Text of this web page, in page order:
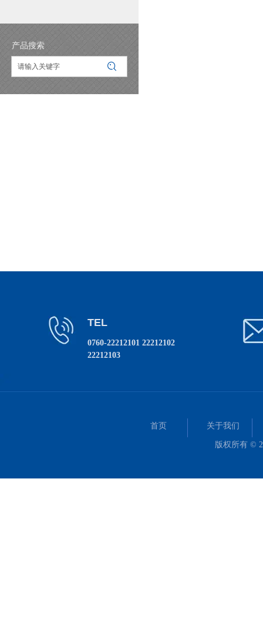
产品搜索
TEL
0760-22212101 22212102
22212103
首页 关于我们
版权所有 ©